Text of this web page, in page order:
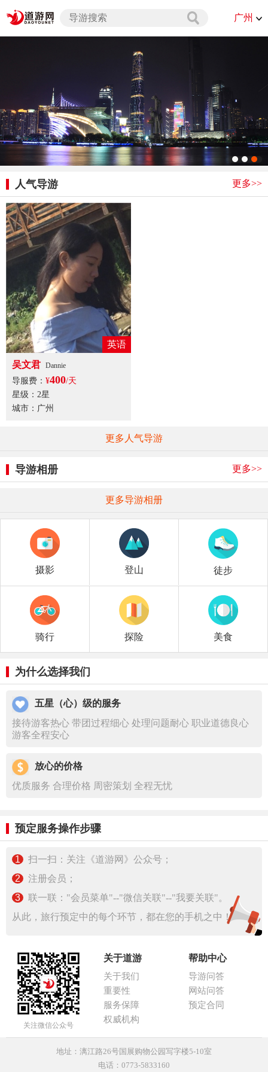
广州
更多>>
人气导游
英语
吴文君 Dannie
导服费： ¥400/天
星级：2星
城市：广州
更多人气导游
更多>>
导游相册
更多导游相册
摄影 登山 徒步
骑行 探险 美食
为什么选择我们
五星（心）级的服务
接待游客热心 带团过程细心 处理问题耐心 职业道德良心
游客全程安心
放心的价格
优质服务 合理价格 周密策划 全程无忧
预定服务操作步骤
1
扫一扫：关注《道游网》公众号；
2
注册会员；
3
联一联："会员菜单"--"微信关联"--"我要关联"。
从此，旅行预定中的每个环节，都在您的手机之中！
关注微信公众号
关于道游
关于我们
重要性
服务保障
权威机构
帮助中心
导游问答
网站问答
预定合同
地址：漓江路26号国展购物公园写字楼5-10室
电话：0773-5833160